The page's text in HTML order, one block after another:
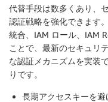
代替手段は数多くあり、
認証戦略を強化できます
統合、IAM ロール、IAM
ことで、最新のセキュリ
な認証メカニズムを実装
りです。
長期アクセスキーを